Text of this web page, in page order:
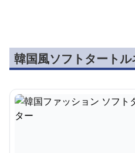
韓国風ソフトタート